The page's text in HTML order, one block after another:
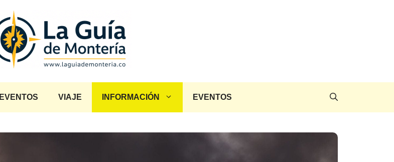
EVENTOS VIAJE INFORMACIÓN EVENTOS